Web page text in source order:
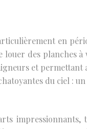
en
des planches
et
du ciel :
impressionnants,